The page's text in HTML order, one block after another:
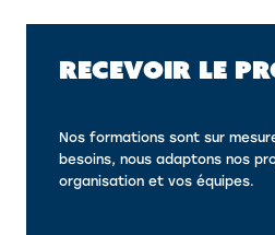
RECEVOIR LE
Nos formations sont sur
besoins, nous adaptons nos
organisation et vos équipes.